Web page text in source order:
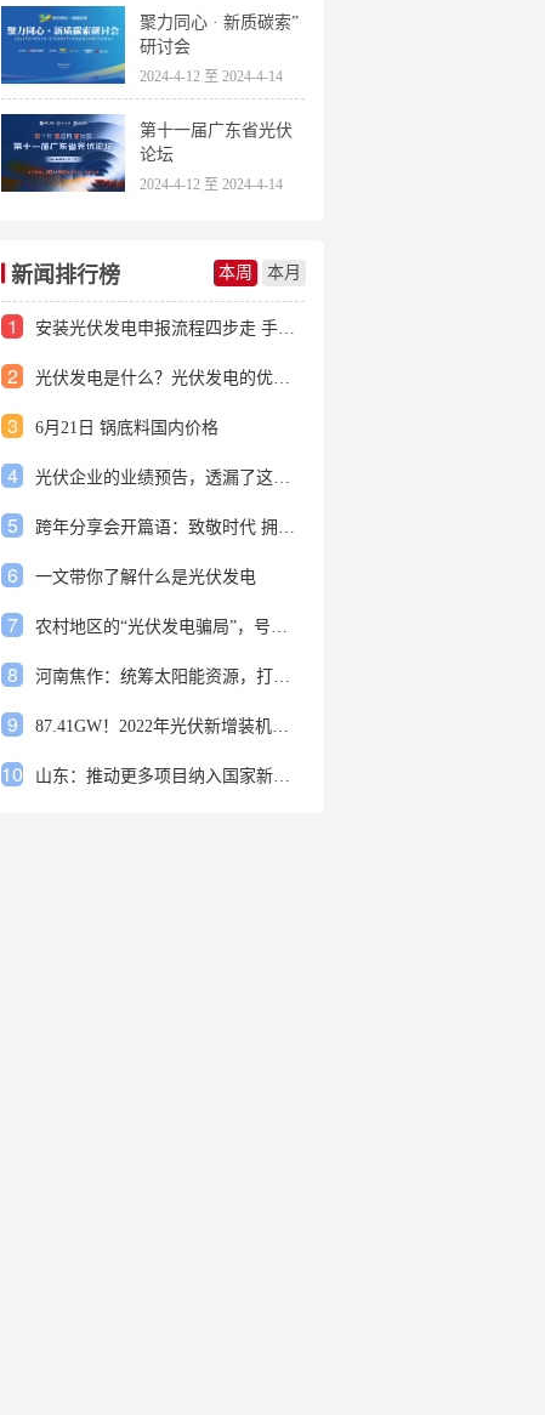
聚力同心 · 新质碳索”
研讨会
2024-4-12 至 2024-4-14
第十一届广东省光伏
论坛
2024-4-12 至 2024-4-14
新闻排行榜 本周 本月
1 安装光伏发电申报流程四步走 手把手教你装起光伏电站
2 光伏发电是什么？光伏发电的优缺点有哪些？
3 6月21日 锅底料国内价格
4 光伏企业的业绩预告，透漏了这些信号
5 跨年分享会开篇语：致敬时代 拥抱变革
6 一文带你了解什么是光伏发电
7 农村地区的“光伏发电骗局”，号称能用屋顶赚钱，不少人已经上当
8 河南焦作：统筹太阳能资源，打造百万千瓦级光伏基地
9 87.41GW！2022年光伏新增装机规模发布
10 山东：推动更多项目纳入国家新增风光大基地项目